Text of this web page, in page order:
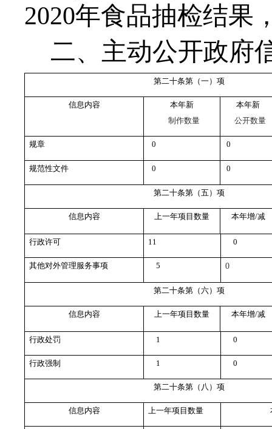
2020年食品抽检结果
二、主动公开政府
第二十条第（一）项
信息内容
本年新
制作数量
本年新
公开数量
规章 0 0
规范性文件 0 0
第二十条第（五）项
信息内容 上一年项目数量 本年增/减
行政许可 11 0
其他对外管理服务事项 5 0
第二十条第（六）项
信息内容 上一年项目数量 本年增/减
行政处罚 1 0
行政强制 1 0
第二十条第（八）项
信息内容 上一年项目数量